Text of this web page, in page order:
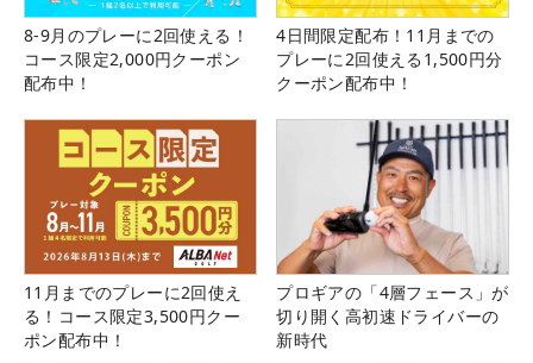
8-9月のプレーに2回使える！
コース限定2,000円クーポン
配布中！
4日間限定配布！11月までの
プレーに2回使える1,500円分
クーポン配布中！
11月までのプレーに2回使え
る！コース限定3,500円クー
ポン配布中！
プロギアの「4層フェース」が
切り開く高初速ドライバーの
新時代